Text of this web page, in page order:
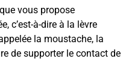
vous propose
c’est-à-dire à la lèvre
la moustache, la
de supporter le contact de